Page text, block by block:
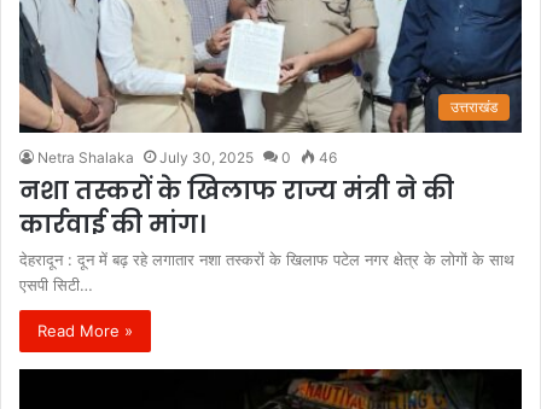
उत्तराखंड
Netra Shalaka July 30, 2025 0 46
नशा तस्करों के खिलाफ राज्य मंत्री ने की
कार्रवाई की मांग।
देहरादून : दून में बढ़ रहे लगातार नशा तस्करों के खिलाफ पटेल नगर क्षेत्र के लोगों के साथ
एसपी सिटी…
Read More »